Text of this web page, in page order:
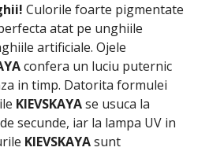
Culorile foarte pigmentate
atat pe unghiile
artificiale. Ojele
confera un luciu puternic
in timp. Datorita formulei
KIEVSKAYAse usuca la
secunde, iar la lampa UV in
KIEVSKAYAsunt